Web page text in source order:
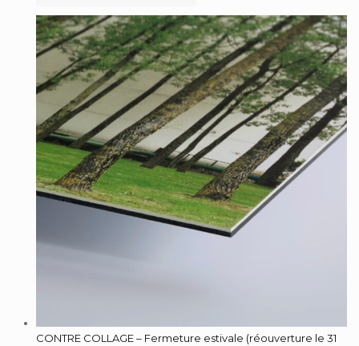
CONTRE COLLAGE – Fermeture estivale (réouverture le 31